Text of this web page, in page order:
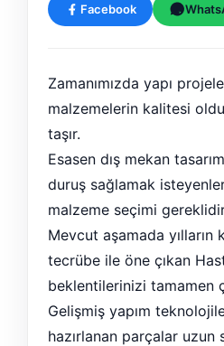
Facebook
Zamanımızda yapı
malzemelerin kalitesi
taşır.
Esasen dış mekan
duruş sağlamak
malzeme seçimi
Mevcut aşamada yılların
tecrübe ile öne çıkan
beklentilerinizi tamamen
Gelişmiş yapım
hazırlanan parçalar uzun